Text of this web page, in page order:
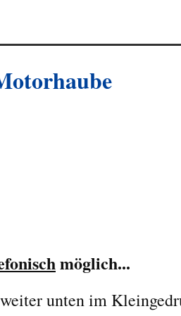
möglich...
unten im